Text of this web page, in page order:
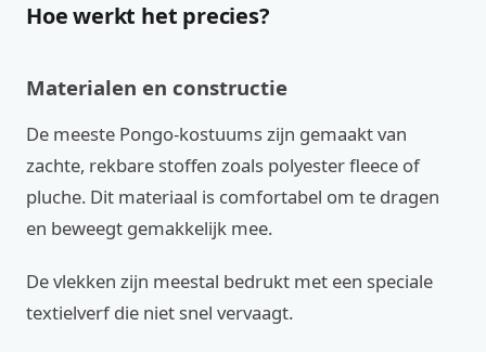
Hoe werkt het precies?
Materialen en constructie
De meeste Pongo-kostuums zijn gemaakt van
zachte, rekbare stoffen zoals polyester fleece of
pluche. Dit materiaal is comfortabel om te dragen
en beweegt gemakkelijk mee.
De vlekken zijn meestal bedrukt met een speciale
textielverf die niet snel vervaagt.